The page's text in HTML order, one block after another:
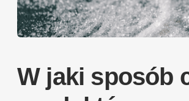
W jaki sposób